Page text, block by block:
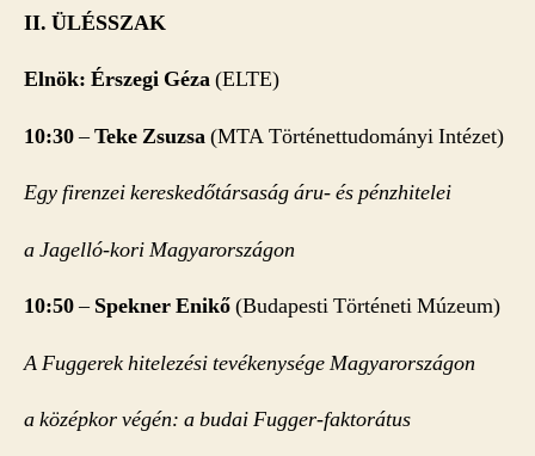
II. ÜLÉSSZAK
Elnök: Érszegi Géza(ELTE)
10:30–Teke Zsuzsa(MTA Történettudományi Intézet)
Egy firenzei kereskedőtársaság áru- és pénzhitelei
a Jagelló-kori Magyarországon
10:50–Spekner Enikő(Budapesti Történeti Múzeum)
A Fuggerek hitelezési tevékenysége Magyarországon
a középkor végén: a budai Fugger-faktorátus